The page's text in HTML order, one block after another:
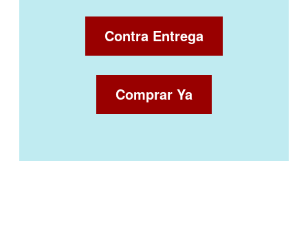
Contra Entrega
Comprar Ya